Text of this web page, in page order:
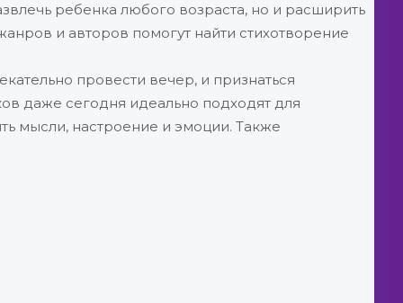
ребенка любого возраста, но и расширить
и авторов помогут найти стихотворение
провести вечер, и признаться
даже сегодня идеально подходят для
мысли, настроение и эмоции. Также